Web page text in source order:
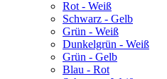
Rot - Weiß
Schwarz - Gelb
Grün - Weiß
Dunkelgrün - Weiß
Grün - Gelb
Blau - Rot